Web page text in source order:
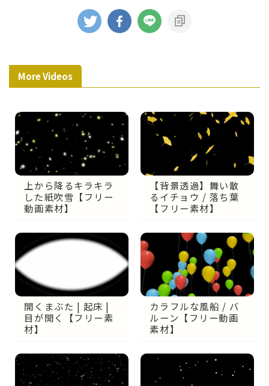
More Videos
上から降るキラキラ
した紙吹雪【フリー
動画素材】
【背景透過】舞い散
るイチョウ / 落ち葉
【フリー素材】
開くまぶた | 起床 |
目が開く【フリー素
材】
カラフルな風船 / バ
ルーン【フリー動画
素材】